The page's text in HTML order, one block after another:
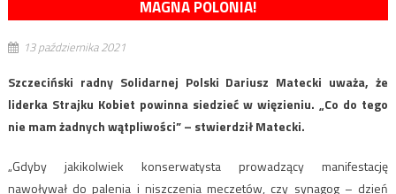
MAGNA POLONIA!
13 października 2021
Szczeciński radny Solidarnej Polski Dariusz Matecki uważa, że
liderka Strajku Kobiet powinna siedzieć w więzieniu. „Co do tego
nie mam żadnych wątpliwości” – stwierdził Matecki.
„Gdyby jakikolwiek konserwatysta prowadzący manifestację
nawoływał do palenia i niszczenia meczetów, czy synagog – dzień